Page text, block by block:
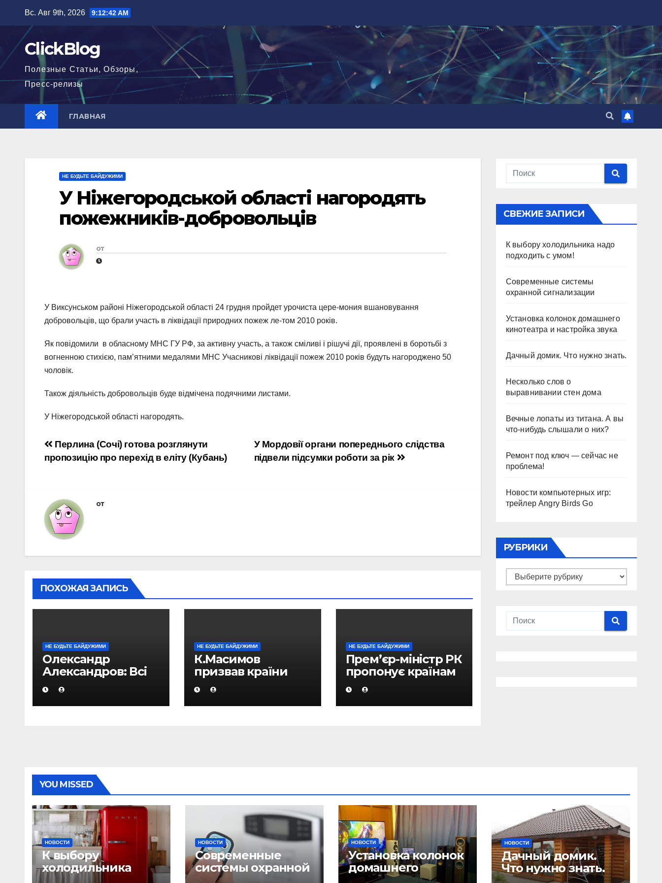
содержимому
Вс. Авг 9th, 2026 9:12:43 AM
ClickBlog
Полезные Статьи, Обзоры,
Пресс-релизы
ГЛАВНАЯ
НЕ БУДЬТЕ БАЙДУЖИМИ
У Ніжегородськой області нагородять
пожежників-добровольців
от
У Виксунськом районі Ніжегородськой області 24 грудня пройдет урочиста цере-мония вшановування
добровольців, що брали участь в ліквідації природних пожеж ле-том 2010 років.
Як повідомили в обласному МНС ГУ РФ, за активну участь, а також сміливі і рішучі дії, проявлені в боротьбі з
вогненною стихією, пам’ятними медалями МНС Учасникові ліквідації пожеж 2010 років будуть нагороджено 50
чоловік.
Також діяльність добровольців буде відмічена подячними листами.
У Ніжегородськой області нагородять.
Навигация
по
У Мордовії органи попереднього слідства
підвели підсумки роботи за рік
Перлина (Сочі) готова розглянути
пропозицію про перехід в еліту (Кубань)
от
ПОХОЖАЯ ЗАПИСЬ
НЕ БУДЬТЕ БАЙДУЖИМИ
Олександр
Александров: Всі
дорослі проблеми
«родом з
дитинства»
НЕ БУДЬТЕ БАЙДУЖИМИ
К.Масимов
призвав країни
ОЕС разом
боротися із
стихійними
НЕ БУДЬТЕ БАЙДУЖИМИ
Прем’єр-міністр РК
пропонує країнам
ОЕС
використовувати
новий підхід в
СВЕЖИЕ ЗАПИСИ
К выбору холодильника надо
подходить с умом!
Современные системы
охранной сигнализации
Установка колонок домашнего
кинотеатра и настройка звука
Дачный домик. Что нужно знать.
Несколько слов о
выравнивании стен дома
Вечные лопаты из титана. А вы
что-нибудь слышали о них?
Ремонт под ключ — сейчас не
проблема!
Новости компьютерных игр:
трейлер Angry Birds Go
РУБРИКИ
Рубрики
YOU MISSED
НОВОСТИ
К выбору
холодильника
надо подходить с
НОВОСТИ
Современные
системы охранной
сигнализации
НОВОСТИ
Установка колонок
домашнего
кинотеатра и
НОВОСТИ
Дачный домик.
Что нужно знать.